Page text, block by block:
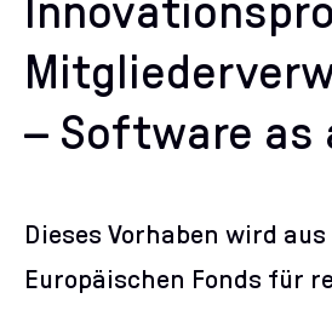
– Software as
Dieses Vorhaben wird
Europäischen Fonds für